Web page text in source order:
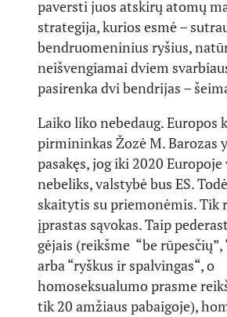
paversti juos atskirų atomų
strategija, kurios esmė –
bendruomeninius ryšius,
neišvengiamai dviem
pasirenka dvi bendrijas –
Laiko liko nebedaug. Europos
pirmininkas Žozė M. Barozas
pasakęs, jog iki 2020
nebeliks, valstybė bus ES.
skaitytis su priemonėmis. Tik
įprastas sąvokas. Taip
gėjais (reikšme “be rūpesčių”,
arba “ryškus ir spalvingas“, o
homoseksualumo prasme
tik 20 amžiaus pabaigoje),